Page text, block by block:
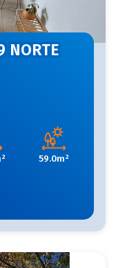
59.0m²